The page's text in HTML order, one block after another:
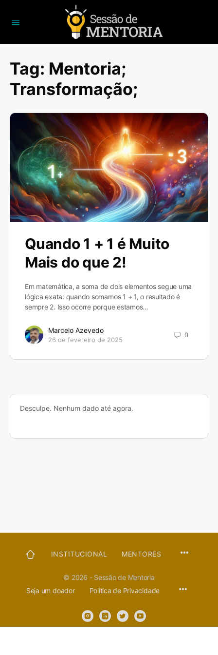
Tag: Mentoria;
Transformação;
Quando 1 + 1 é Muito
Mais do que 2!
Em matemática, a soma de dois elementos segue uma
lógica exata: quando somamos 1 + 1, o resultado é
sempre 2. Isso ocorre porque estamos…
Marcelo Azevedo
26 de fevereiro de 2025
0
Desculpe. Nenhum dado até agora.
PÁGINAINSTITUCIONAL MENTORES
© 2026 - Sessão de Mentoria
Seja um doador
Política de Privacidade